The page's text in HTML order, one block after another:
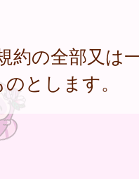
の全部又は
とします。